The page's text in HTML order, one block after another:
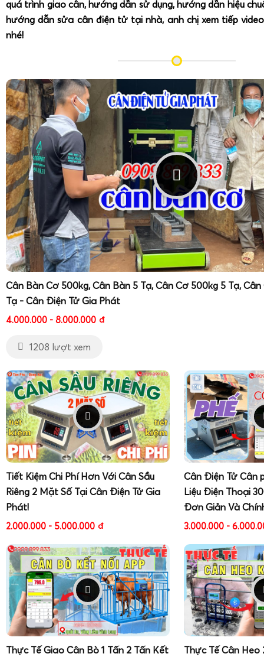
quá trình giao cân, hướng dẫn sử dụng, hướng dẫn hiệu
hướng dẫn sửa cân điện tử tại nhà, anh chị xem tiếp
nhé!
Cân Bàn Cơ 500kg, Cân Bàn 5 Tạ, Cân Cơ 500kg 5 Tạ,
Tạ - Cân Điện Tử Gia Phát
4.000.000 - 8.000.000 đ
1208 lượt xem
Tiết Kiệm Chi Phí Hơn Với Cân Sầu
Riêng 2 Mặt Số Tại Cân Điện Tử Gia
Phát!
2.000.000 - 5.000.000 đ
Cân Điện Tử Cân
Liệu Điện Thoại
Đơn Giản Và
3.000.000 -
Thực Tế Giao Cân Bò 1 Tấn 2 Tấn Kết
Thực Tế Cân